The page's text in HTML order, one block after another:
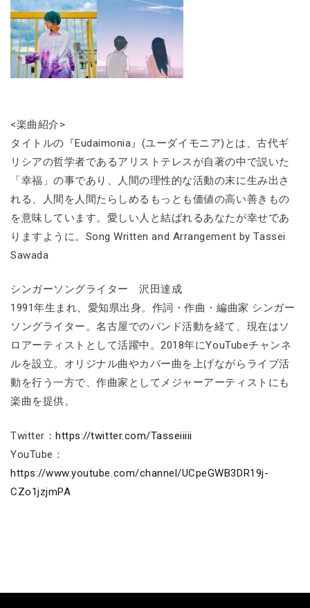
<楽曲紹介>
タイトルの『Eudaimonia』(ユーダイモニア)とは、古代ギ
リシアの哲学者であるアリストテレスが自著の中で説いた
「幸福」の事であり、人間の理性的な活動の末に生み出さ
れる、人間を人間たらしめるもっとも価値の高い善きもの
を意味しています。愛しい人と結ばれるあなたが幸せであ
りますように。Song Written and Arrangement by Tassei
Sawada
シンガーソングライター 沢田達成
1991年生まれ、愛知県出身。作詞・作曲・編曲家 シンガー
ソングライター。名古屋でのバンド活動を経て、現在はソ
ロアーティストとして活躍中。2018年にYouTubeチャンネ
ルを設立。オリジナル曲やカバー曲を上げながらライブ活
動を行う一方で、作曲家としてメジャーアーティストにも
楽曲を提供。
Twitter：https://twitter.com/Tasseiiiii
YouTube：
https://www.youtube.com/channel/UCpeGWB3DR19j-
CZo1jzjmPA